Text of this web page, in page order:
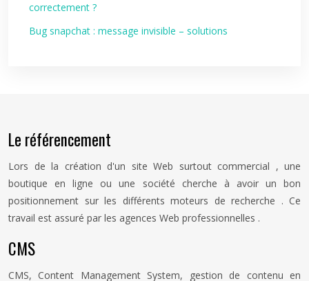
correctement ?
Bug snapchat : message invisible – solutions
Le référencement
Lors de la création d'un site Web surtout commercial , une
boutique en ligne ou une société cherche à avoir un bon
positionnement sur les différents moteurs de recherche . Ce
travail est assuré par les agences Web professionnelles .
CMS
CMS, Content Management System, gestion de contenu en